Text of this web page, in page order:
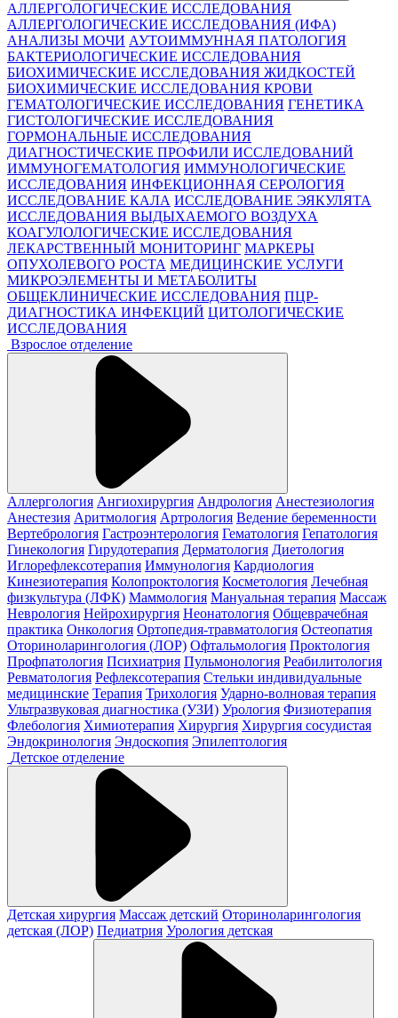
АЛЛЕРГОЛОГИЧЕСКИЕ ИССЛЕДОВАНИЯ
АЛЛЕРГОЛОГИЧЕСКИЕ ИССЛЕДОВАНИЯ (ИФА)
АНАЛИЗЫ МОЧИ АУТОИММУННАЯ ПАТОЛОГИЯ
БАКТЕРИОЛОГИЧЕСКИЕ ИССЛЕДОВАНИЯ
БИОХИМИЧЕСКИЕ ИССЛЕДОВАНИЯ ЖИДКОСТЕЙ
БИОХИМИЧЕСКИЕ ИССЛЕДОВАНИЯ КРОВИ
ГЕМАТОЛОГИЧЕСКИЕ ИССЛЕДОВАНИЯ ГЕНЕТИКА
ГИСТОЛОГИЧЕСКИЕ ИССЛЕДОВАНИЯ
ГОРМОНАЛЬНЫЕ ИССЛЕДОВАНИЯ
ДИАГНОСТИЧЕСКИЕ ПРОФИЛИ ИССЛЕДОВАНИЙ
ИММУНОГЕМАТОЛОГИЯ ИММУНОЛОГИЧЕСКИЕ
ИССЛЕДОВАНИЯ ИНФЕКЦИОННАЯ СЕРОЛОГИЯ
ИССЛЕДОВАНИЕ КАЛА ИССЛЕДОВАНИЕ ЭЯКУЛЯТА
ИССЛЕДОВАНИЯ ВЫДЫХАЕМОГО ВОЗДУХА
КОАГУЛОЛОГИЧЕСКИЕ ИССЛЕДОВАНИЯ
ЛЕКАРСТВЕННЫЙ МОНИТОРИНГ МАРКЕРЫ
ОПУХОЛЕВОГО РОСТА МЕДИЦИНСКИЕ УСЛУГИ
МИКРОЭЛЕМЕНТЫ И МЕТАБОЛИТЫ
ОБЩЕКЛИНИЧЕСКИЕ ИССЛЕДОВАНИЯ ПЦР-
ДИАГНОСТИКА ИНФЕКЦИЙ ЦИТОЛОГИЧЕСКИЕ
ИССЛЕДОВАНИЯ
Взрослое отделение
Аллергология Ангиохирургия Андрология Анестезиология
Анестезия Аритмология Артрология Ведение беременности
Вертебрология Гастроэнтерология Гематология Гепатология
Гинекология Гирудотерапия Дерматология Диетология
Иглорефлексотерапия Иммунология Кардиология
Кинезиотерапия Колопроктология Косметология Лечебная
физкультура (ЛФК) Маммология Мануальная терапия Массаж
Неврология Нейрохирургия Неонатология Общеврачебная
практика Онкология Ортопедия-травматология Остеопатия
Оториноларингология (ЛОР) Офтальмология Проктология
Профпатология Психиатрия Пульмонология Реабилитология
Ревматология Рефлексотерапия Стельки индивидуальные
медицинские Терапия Трихология Ударно-волновая терапия
Ультразвуковая диагностика (УЗИ) Урология Физиотерапия
Флебология Химиотерапия Хирургия Хирургия сосудистая
Эндокринология Эндоскопия Эпилептология
Детское отделение
Детская хирургия Массаж детский Оториноларингология
детская (ЛОР) Педиатрия Урология детская